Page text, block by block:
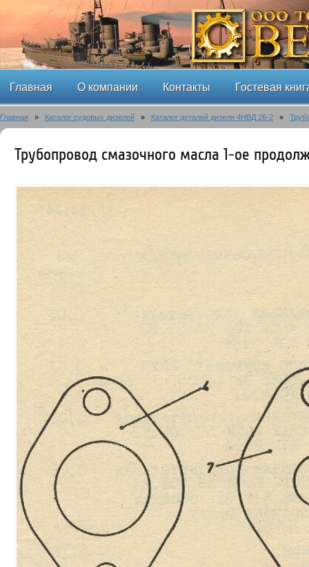
Главная О компании Контакты Гостевая
Главная » Каталог судовых дизелей » Каталог деталей дизеля 4НВД 26-2 »
Трубопровод смазочного масла 1-ое